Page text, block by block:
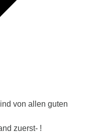
von allen guten
zuerst- !